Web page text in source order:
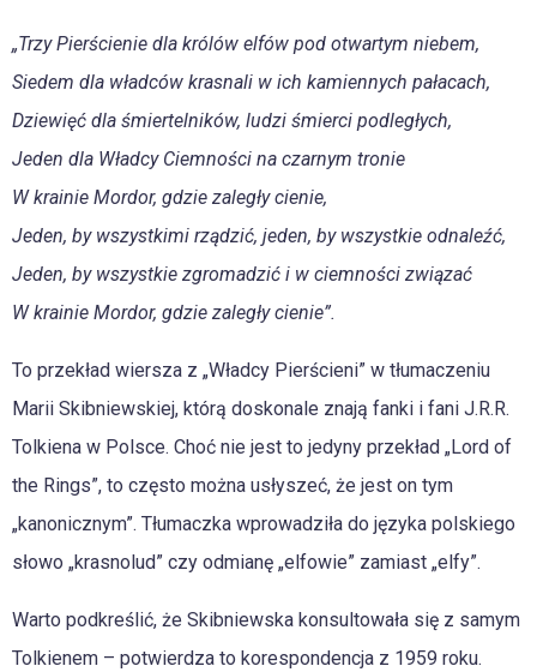
„Trzy Pierścienie dla królów elfów pod otwartym niebem,
Siedem dla władców krasnali w ich kamiennych pałacach,
Dziewięć dla śmiertelników, ludzi śmierci podległych,
Jeden dla Władcy Ciemności na czarnym tronie
W krainie Mordor, gdzie zaległy cienie,
Jeden, by wszystkimi rządzić, jeden, by wszystkie odnaleźć,
Jeden, by wszystkie zgromadzić i w ciemności związać
W krainie Mordor, gdzie zaległy cienie”.
To przekład wiersza z „Władcy Pierścieni” w tłumaczeniu
Marii Skibniewskiej, którą doskonale znają fanki i fani J.R.R.
Tolkiena w Polsce. Choć nie jest to jedyny przekład „Lord of
the Rings”, to często można usłyszeć, że jest on tym
„kanonicznym”. Tłumaczka wprowadziła do języka polskiego
słowo „krasnolud” czy odmianę „elfowie” zamiast „elfy”.
Warto podkreślić, że Skibniewska konsultowała się z samym
Tolkienem – potwierdza to korespondencja z 1959 roku.